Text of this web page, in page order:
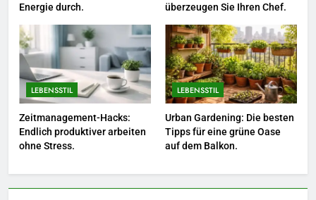
6
Naturnah gärtnern: So locken
Sie Bienen und Schmetterlinge
in Ihren Garten.
LEBENSSTIL
7
Berufliche Neuorientierung: Mut
zum Quereinstieg in der neuen
Energie durch.
überzeugen Sie Ihren Chef.
LEBENSSTIL
Zeitmanagement-Hacks:
Endlich produktiver arbeiten
ohne Stress.
LEBENSSTIL
Urban Gardening: Die besten
Tipps für eine grüne Oase
auf dem Balkon.